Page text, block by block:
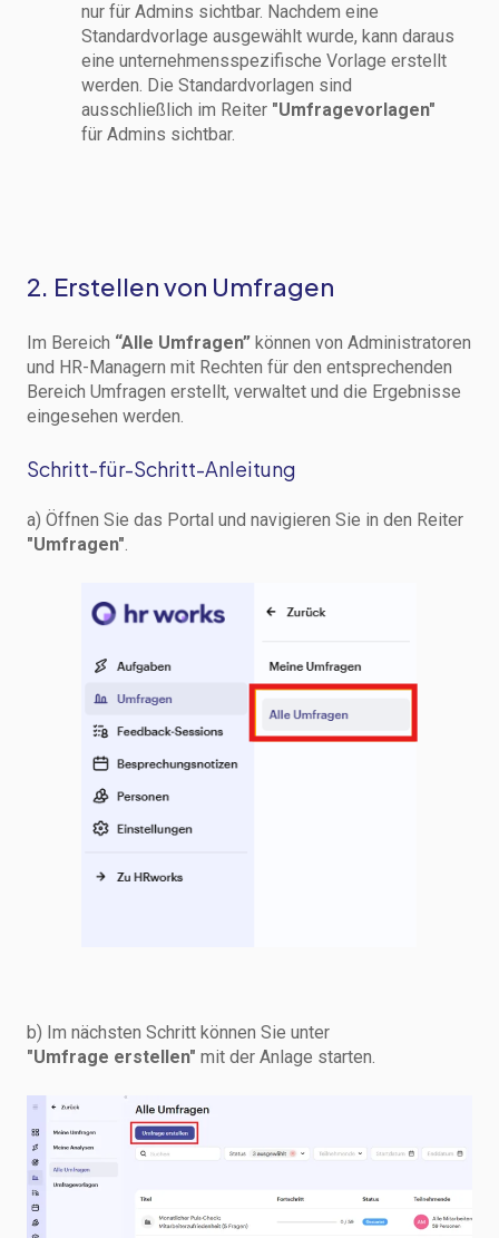
nur für Admins sichtbar. Nachdem eine
Standardvorlage ausgewählt wurde, kann daraus
eine unternehmensspezifische Vorlage erstellt
werden. Die Standardvorlagen sind
ausschließlich im Reiter "Umfragevorlagen"
für Admins sichtbar.
2. Erstellen von Umfragen
Im Bereich “Alle Umfragen” können von Administratoren
und HR-Managern mit Rechten für den entsprechenden
Bereich Umfragen erstellt, verwaltet und die Ergebnisse
eingesehen werden.
Schritt-für-Schritt-Anleitung
a) Öffnen Sie das Portal und navigieren Sie in den Reiter
"Umfragen".
b) Im nächsten Schritt können Sie unter
"Umfrage erstellen" mit der Anlage starten.